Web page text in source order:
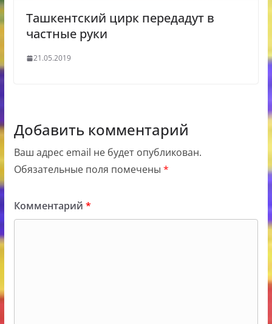
Ташкентский цирк передадут в
частные руки
21.05.2019
Добавить комментарий
Ваш адрес email не будет опубликован.
Обязательные поля помечены *
Комментарий *